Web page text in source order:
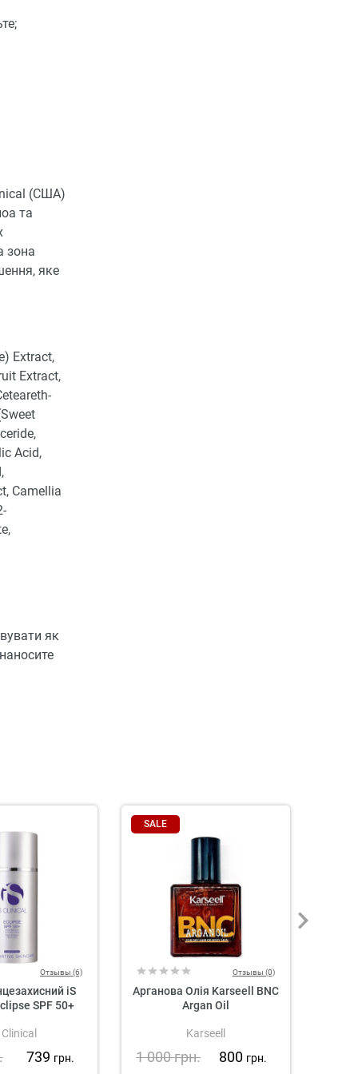
(США)
та
зона
яке
Extract,
Extract,
Acid,
Camellia
як
Отзывы (6)
iS
SPF 50+
Clinical
739 грн.
SALE
Отзывы (0)
Арганова Олія Karseell BNC
Argan Oil
Karseell
1 000грн. 800 грн.